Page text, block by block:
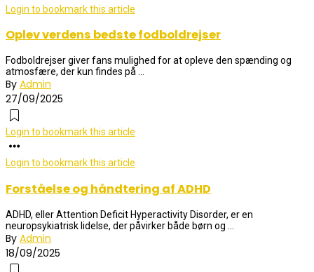
Login to bookmark this article
Oplev verdens bedste fodboldrejser
Fodboldrejser giver fans mulighed for at opleve den spænding og
atmosfære, der kun findes på ...
By Admin
27/09/2025
Login to bookmark this article
Login to bookmark this article
Forståelse og håndtering af ADHD
ADHD, eller Attention Deficit Hyperactivity Disorder, er en
neuropsykiatrisk lidelse, der påvirker både børn og ...
By Admin
18/09/2025